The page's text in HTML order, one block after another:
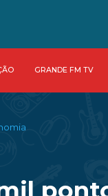
GRANDE FM TV